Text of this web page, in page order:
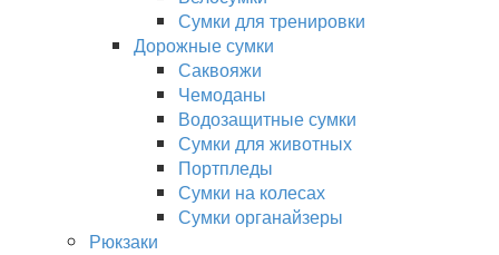
Сумки для тренировки
Дорожные сумки
Саквояжи
Чемоданы
Водозащитные сумки
Сумки для животных
Портпледы
Сумки на колесах
Сумки органайзеры
Рюкзаки